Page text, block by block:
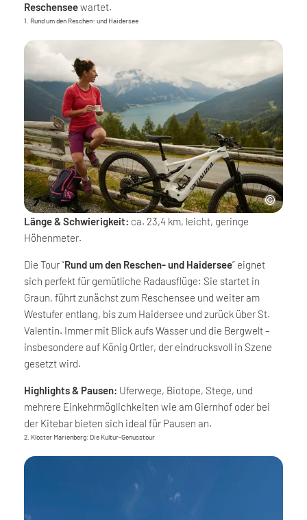
Reschenseewartet.
1. Rund um den Reschen- und Haidersee
Länge & Schwierigkeit: ca. 23,4 km, leicht, geringe
Höhenmeter.
Die Tour “Rund um den Reschen- und Haidersee” eignet
sich perfekt für gemütliche Radausflüge: Sie startet in
Graun, führt zunächst zum Reschensee und weiter am
Westufer entlang, bis zum Haidersee und zurück über St.
Valentin. Immer mit Blick aufs Wasser und die Bergwelt –
insbesondere auf König Ortler, der eindrucksvoll in Szene
gesetzt wird.
Highlights & Pausen: Uferwege, Biotope, Stege, und
mehrere Einkehrmöglichkeiten wie am Giernhof oder bei
der Kitebar bieten sich ideal für Pausen an.
2. Kloster Marienberg: Die Kultur-Genusstour